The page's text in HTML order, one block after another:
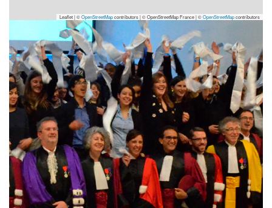
Leaflet | ©OpenStreetMapcontributors|© OpenStreetMap France | ©OpenStreetMapcontributors